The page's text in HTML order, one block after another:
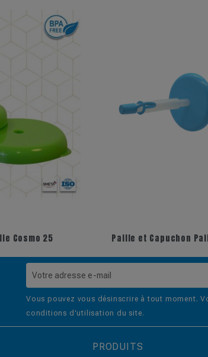
Cosmo 25 Paille et Capuchon
Vous pouvez vous désinscrire à tout moment.
conditions d'utilisation du site.
PRODUITS